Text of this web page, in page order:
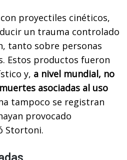
proyectiles cinéticos,
un trauma controlado
tanto sobre personas
Estos productos fueron
y, a nivel mundial, no
asociadas al uso
tampoco se registran
provocado
Stortoni.